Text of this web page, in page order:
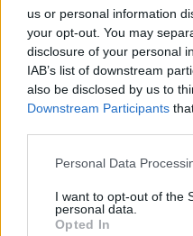
us or personal information
your opt-out. You may
disclosure of your personal
IAB’s list of downstream
also be disclosed by us to
Downstream Participants
Personal Data
I want to opt-out of the
personal data.
Opted In
περίφραξη και
μπάρες – Ο οδηγός
εγκατέλειψε το σημείο
ΕΚΠΑΙΔΕΥΣΗ
Εκπαιδευτικοί του
Erasmus+ στην Κρακοβία
παιδαγωγικές μεθόδους,
εφαρμογές τεχνητής
και πρακτικές